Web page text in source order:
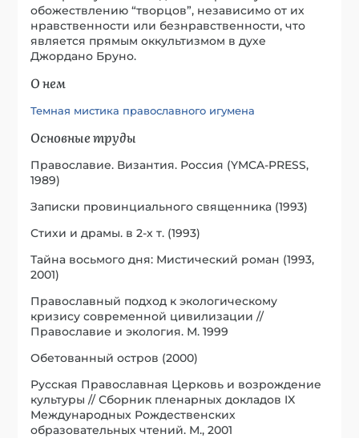
обожествлению “творцов”, независимо от их
нравственности или безнравственности, что
является прямым оккультизмом в духе
Джордано Бруно.
О нем
Темная мистика православного игумена
Основные труды
Православие. Византия. Россия (YMCA-PRESS,
1989)
Записки провинциального священника (1993)
Стихи и драмы. в 2-х т. (1993)
Тайна восьмого дня: Мистический роман (1993,
2001)
Православный подход к экологическому
кризису современной цивилизации //
Православие и экология. М. 1999
Обетованный остров (2000)
Русская Православная Церковь и возрождение
культуры // Сборник пленарных докладов IX
Международных Рождествен­ских
образовательных чтений. М., 2001